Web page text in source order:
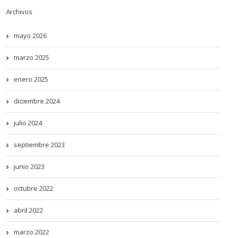
Archivos
mayo 2026
marzo 2025
enero 2025
diciembre 2024
julio 2024
septiembre 2023
junio 2023
octubre 2022
abril 2022
marzo 2022